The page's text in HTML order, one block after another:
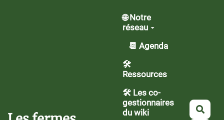
🌐 Notre
réseau
📆 Agenda
🛠️
Ressources
🛠 Les co-
gestionnaires
du wiki